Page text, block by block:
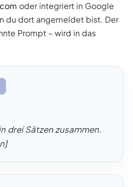
oder integriert in Google
du dort angemeldet bist. Der
Prompt – wird in das
drei Sätzen zusammen.